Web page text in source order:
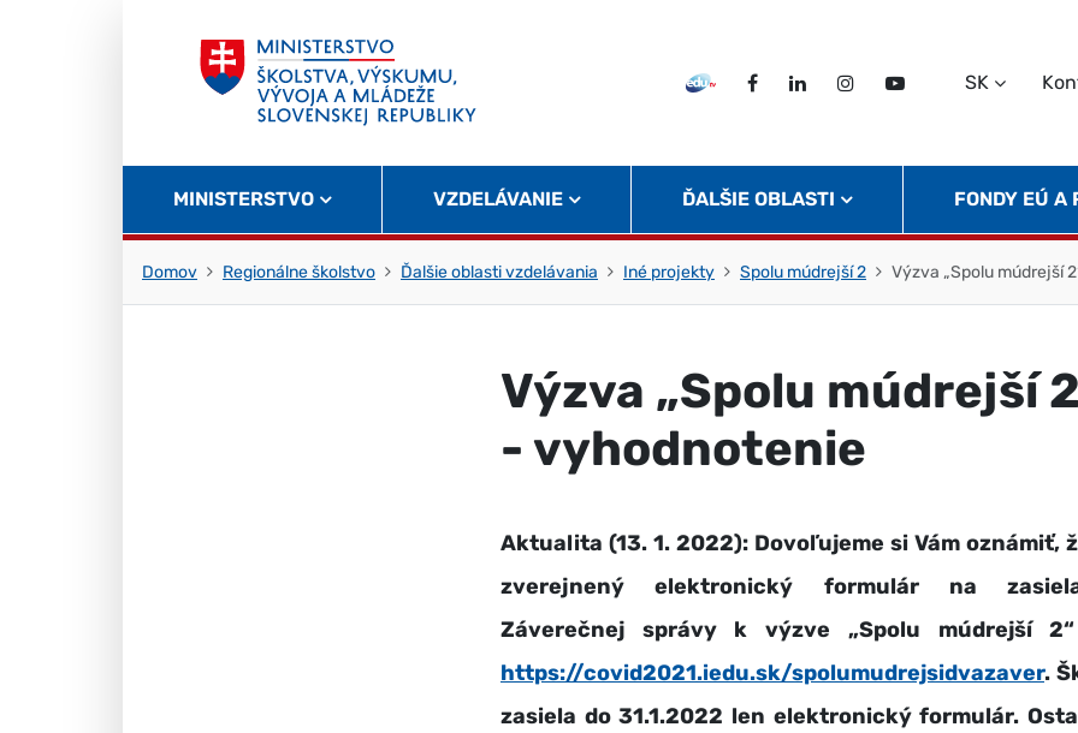
EDU TVFacebookLinkedInInstagram
Twitter
SK
MINISTERSTVO VZDELÁVANIE ĎALŠIE OBLASTI FONDY EÚ A
Domov Regionálne školstvo Ďalšie oblasti vzdelávania Iné projekty Spolu múdrejší 2 Výzva „Spolu múdrejší
Výzva „Spolu múdrejší
- vyhodnotenie
Aktualita (13. 1. 2022): Dovoľujeme si Vám oznámiť,
zverejnený elektronický formulár na
Záverečnej správy k výzve „Spolu múdrejší
https://covid2021.iedu.sk/spolumudrejsidvazaver.
zasiela do 31.1.2022 len elektronický formulár.